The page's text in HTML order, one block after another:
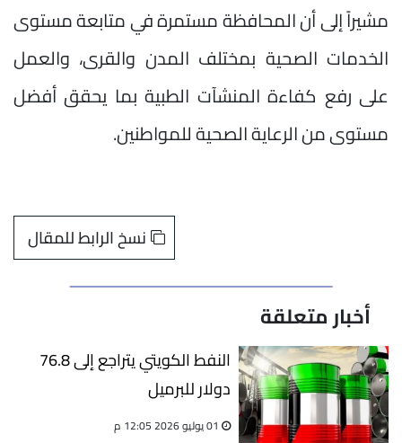
مشيراً إلى أن المحافظة مستمرة في متابعة مستوى
الخدمات الصحية بمختلف المدن والقرى، والعمل
على رفع كفاءة المنشآت الطبية بما يحقق أفضل
مستوى من الرعاية الصحية للمواطنين.
نسخ الرابط للمقال
أخبار متعلقة
النفط الكويتي يتراجع إلى 76.8
دولار للبرميل
01 يوليو 2026 12:05 م